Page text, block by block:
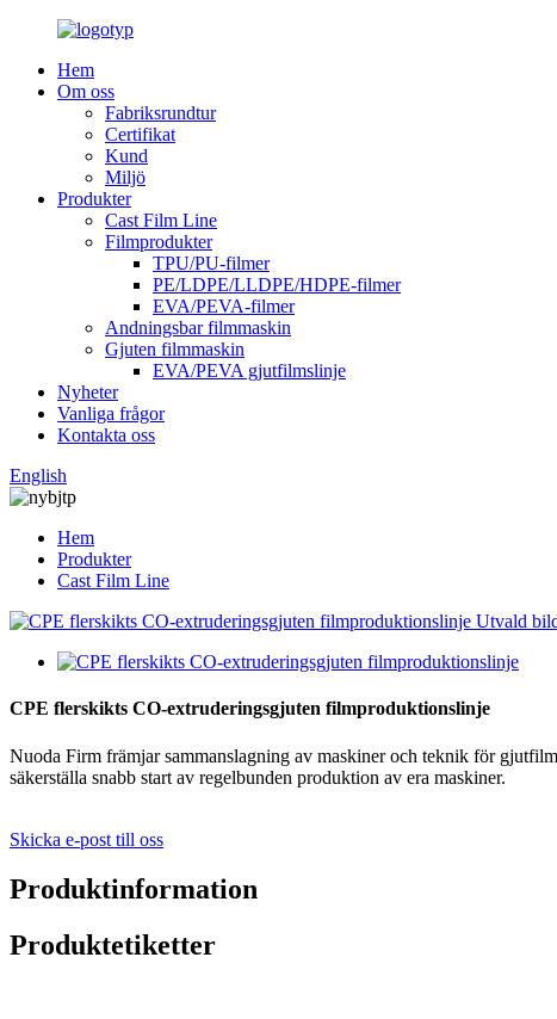
Hem
Om oss
Fabriksrundtur
Certifikat
Kund
Miljö
Produkter
Cast Film Line
Filmprodukter
TPU/PU-filmer
PE/LDPE/LLDPE/HDPE-filmer
EVA/PEVA-filmer
Andningsbar filmmaskin
Gjuten filmmaskin
EVA/PEVA gjutfilmslinje
Nyheter
Vanliga frågor
Kontakta oss
English
Hem
Produkter
Cast Film Line
CPE flerskikts CO-extruderingsgjuten filmproduktionslinje
Nuoda Firm främjar sammanslagning av maskiner och teknik för
säkerställa snabb start av regelbunden produktion av era maskiner.
Skicka e-post till oss
Produktinformation
Produktetiketter